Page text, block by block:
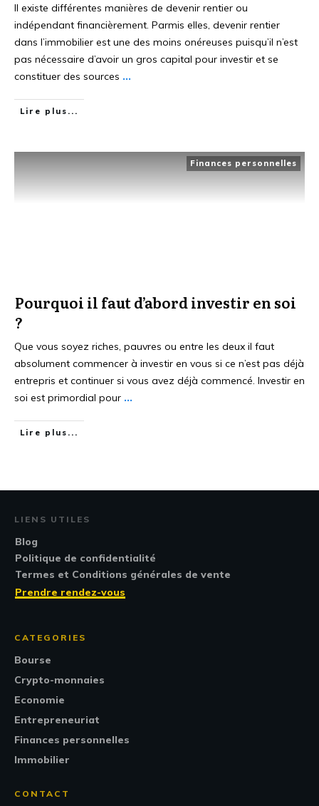
Il existe différentes manières de devenir rentier ou
indépendant financièrement. Parmis elles, devenir rentier
dans l’immobilier est une des moins onéreuses puisqu’il n’est
pas nécessaire d’avoir un gros capital pour investir et se
constituer des sources ...
Lire plus...
Finances personnelles
Pourquoi il faut d’abord investir en soi
?
Que vous soyez riches, pauvres ou entre les deux il faut
absolument commencer à investir en vous si ce n’est pas déjà
entrepris et continuer si vous avez déjà commencé. Investir en
soi est primordial pour ...
Lire plus...
LIENS UTILES
Blog
Politique de confidentialité
Termes et Conditions générales de vente
Prendre rendez-vous
CATEGORIES
Bourse
Crypto-monnaies
Economie
Entrepreneuriat
Finances personnelles
Immobilier
CONTACT